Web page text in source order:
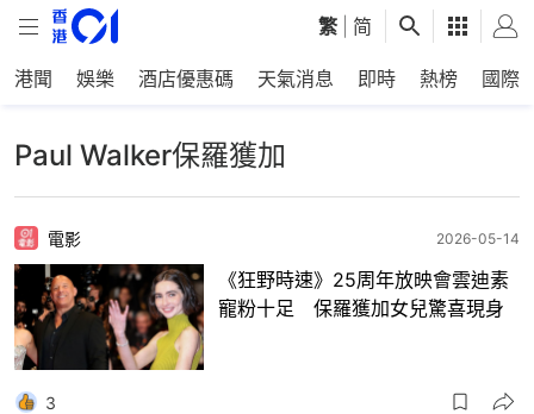
繁 简
港聞 娛樂 酒店優惠碼 天氣消息 即時 熱榜 國際
Paul Walker保羅獲加
電影 2026-05-14
《狂野時速》25周年放映會雲迪素
寵粉十足 保羅獲加女兒驚喜現身
3